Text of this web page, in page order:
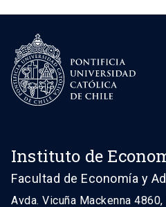
Instituto de
Facultad de Economía y
Avda. Vicuña Mackenna